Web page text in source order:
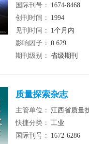
国际刊号：
1674-8468
创刊时间：
1994
见刊时间：
1个月内
影响因子： 0.629
期刊级别： 省级期刊
质量探索杂志
主管单位： 江西省质量
快捷分类： 工业
国际刊号：
1672-6286